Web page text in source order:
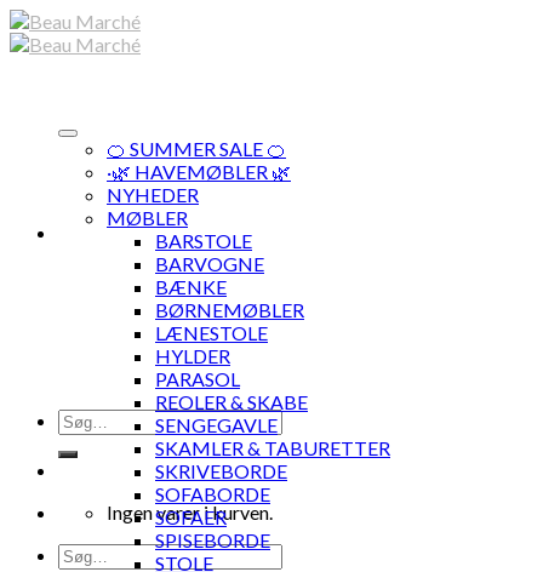
Skip
to
Søg
efter:
Ingen varer i kurven.
Søg
🍊 SUMMER SALE 🍊
·🌿 HAVEMØBLER 🌿
NYHEDER
MØBLER
BARSTOLE
BARVOGNE
BÆNKE
BØRNEMØBLER
LÆNESTOLE
HYLDER
PARASOL
REOLER & SKABE
SENGEGAVLE
SKAMLER & TABURETTER
SKRIVEBORDE
SOFABORDE
SOFAER
SPISEBORDE
STOLE